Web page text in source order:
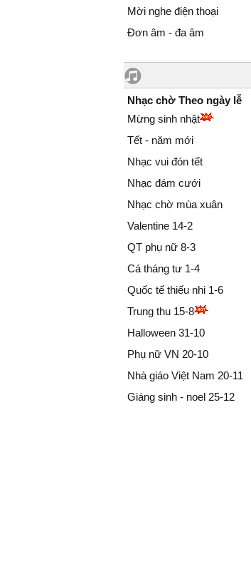
Mời nghe điện thoại
Đơn âm - đa âm
Nhạc chờ Theo ngày lễ
Mừng sinh nhật
Tết - năm mới
Nhạc vui đón tết
Nhạc đám cưới
Nhạc chờ mùa xuân
Valentine 14-2
QT phụ nữ 8-3
Cá tháng tư 1-4
Quốc tế thiếu nhi 1-6
Trung thu 15-8
Halloween 31-10
Phụ nữ VN 20-10
Nhà giáo Việt Nam 20-11
Giáng sinh - noel 25-12